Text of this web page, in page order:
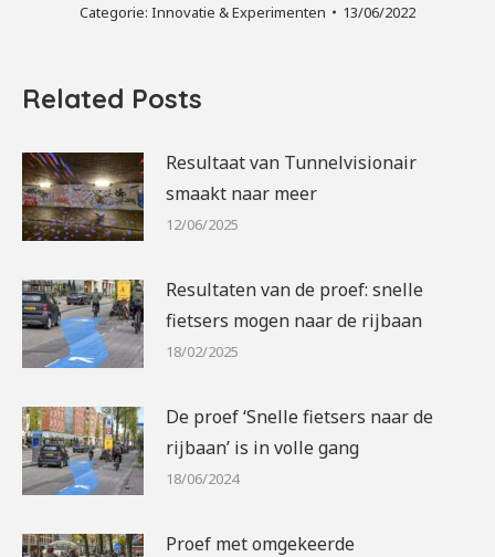
Categorie: Innovatie & Experimenten 13/06/2022
Related Posts
Resultaat van Tunnelvisionair
smaakt naar meer
12/06/2025
Resultaten van de proef: snelle
fietsers mogen naar de rijbaan
18/02/2025
De proef ‘Snelle fietsers naar de
rijbaan’ is in volle gang
18/06/2024
Proef met omgekeerde